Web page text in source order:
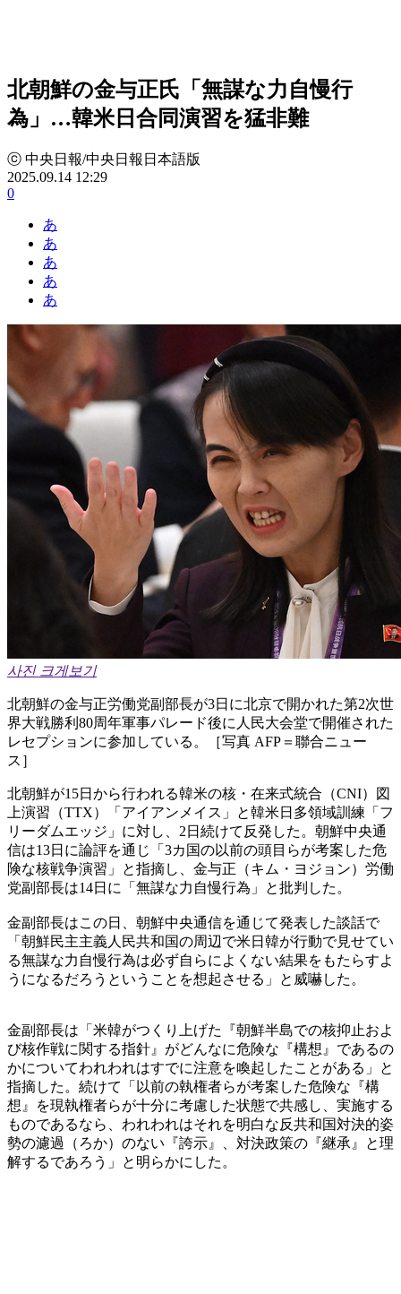
北朝鮮の金与正氏「無謀な力自慢行
為」…韓米日合同演習を猛非難
ⓒ 中央日報/中央日報日本語版
2025.09.14 12:29
0
あ
あ
あ
あ
あ
사진 크게보기
北朝鮮の金与正労働党副部長が3日に北京で開かれた第2次世
界大戦勝利80周年軍事パレード後に人民大会堂で開催された
レセプションに参加している。［写真 AFP＝聯合ニュー
ス］
北朝鮮が15日から行われる韓米の核・在来式統合（CNI）図
上演習（TTX）「アイアンメイス」と韓米日多領域訓練「フ
リーダムエッジ」に対し、2日続けて反発した。朝鮮中央通
信は13日に論評を通じ「3カ国の以前の頭目らが考案した危
険な核戦争演習」と指摘し、金与正（キム・ヨジョン）労働
党副部長は14日に「無謀な力自慢行為」と批判した。
金副部長はこの日、朝鮮中央通信を通じて発表した談話で
「朝鮮民主主義人民共和国の周辺で米日韓が行動で見せてい
る無謀な力自慢行為は必ず自らによくない結果をもたらすよ
うになるだろうということを想起させる」と威嚇した。
金副部長は「米韓がつくり上げた『朝鮮半島での核抑止およ
び核作戦に関する指針』がどんなに危険な『構想』であるの
かについてわれわれはすでに注意を喚起したことがある」と
指摘した。続けて「以前の執権者らが考案した危険な『構
想』を現執権者らが十分に考慮した状態で共感し、実施する
ものであるなら、われわれはそれを明白な反共和国対決的姿
勢の濾過（ろか）のない『誇示』、対決政策の『継承』と理
解するであろう」と明らかにした。